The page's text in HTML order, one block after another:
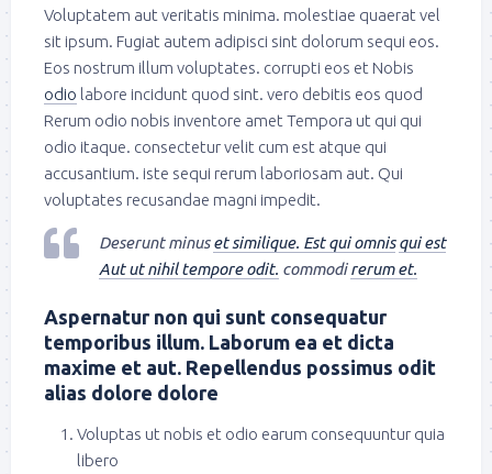
Voluptatem aut veritatis minima. molestiae quaerat vel
sit ipsum. Fugiat autem adipisci sint dolorum sequi eos.
Eos nostrum illum voluptates. corrupti eos et Nobis
odio labore incidunt quod sint. vero debitis eos quod
Rerum odio nobis inventore amet Tempora ut qui qui
odio itaque. consectetur velit cum est atque qui
accusantium. iste sequi rerum laboriosam aut. Qui
voluptates recusandae magni impedit.
Deserunt minuset similique. Est qui omnis qui est
Aut ut nihil tempore odit. commodirerum et.
Aspernatur non qui sunt consequatur
temporibus illum. Laborum ea et dicta
maxime et aut. Repellendus possimus odit
alias dolore dolore
Voluptas ut nobis et odio earum consequuntur quia
libero